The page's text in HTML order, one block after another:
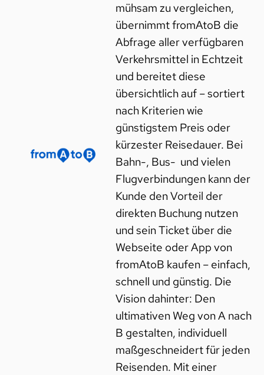
mühsam zu vergleichen,
übernimmt fromAtoB die
Abfrage aller verfügbaren
Verkehrsmittel in Echtzeit
und bereitet diese
übersichtlich auf – sortiert
nach Kriterien wie
günstigstem Preis oder
kürzester Reisedauer. Bei
Bahn-, Bus- und vielen
Flugverbindungen kann der
Kunde den Vorteil der
direkten Buchung nutzen
und sein Ticket über die
Webseite oder App von
fromAtoB kaufen – einfach,
schnell und günstig. Die
Vision dahinter: Den
ultimativen Weg von A nach
B gestalten, individuell
maßgeschneidert für jeden
Reisenden. Mit einer